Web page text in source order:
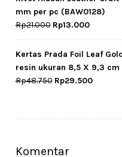
Rp22.500.Rp18.000.
mm per pc (BAW0128)
Rp21.000 Original
price
was:
Rp21.000.
Rp13.000Current
price
is:
Kertas Prada Foil Leaf
resin ukuran 8,5 X 9,3
Rp48.750 Original
Rp48.750.
Rp29.500Current
Komentar